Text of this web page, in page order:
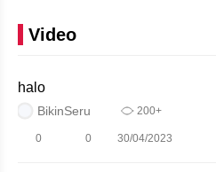
Video
halo
BikinSeru 200+
0 0 30/04/2023